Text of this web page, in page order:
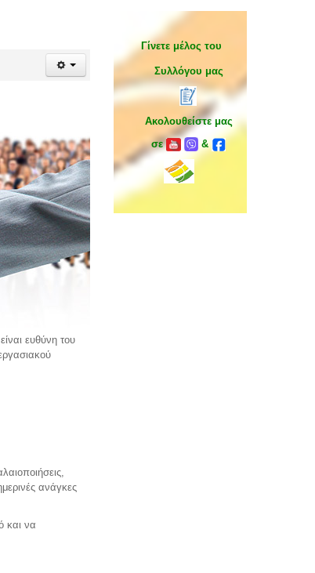
ευθύνη του
ανάγκες
και να
Γίνετε μέλος του
Συλλόγου μας
Ακολουθείστε μας
σε
&